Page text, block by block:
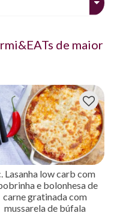
de maior
Lasanha low carb com
e bolonhesa de
carne gratinada com
mussarela de búfala